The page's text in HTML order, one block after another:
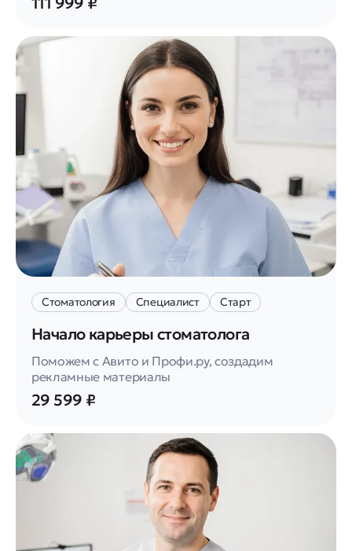
Стоматология Специалист Старт
Начало карьеры стоматолога
Поможем с Авито и Профи.ру, создадим
рекламные материалы
29 599 ₽